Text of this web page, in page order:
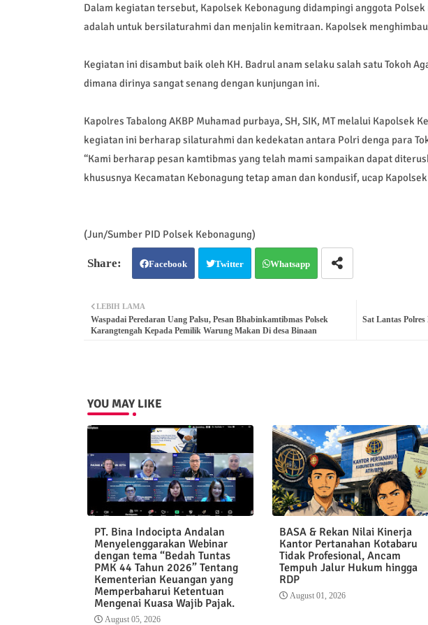
Dalam kegiatan tersebut, Kapolsek Kebonagung didampingi anggota
adalah untuk bersilaturahmi dan menjalin kemitraan. Kapolsek
Kegiatan ini disambut baik oleh KH. Badrul anam selaku salah satu Tokoh
dimana dirinya sangat senang dengan kunjungan ini.
Kapolres Tabalong AKBP Muhamad purbaya, SH, SIK, MT melalui Kapolsek
kegiatan ini berharap silaturahmi dan kedekatan antara Polri denga para
“Kami berharap pesan kamtibmas yang telah mami sampaikan dapat
khususnya Kecamatan Kebonagung tetap aman dan kondusif, ucap Kapolsek
(Jun/Sumber PID Polsek Kebonagung)
Facebook Twitter Whatsapp
Sat Lantas
LEBIH LAMA
Waspadai Peredaran Uang Palsu, Pesan Bhabinkamtibmas Polsek
Karangtengah Kepada Pemilik Warung Makan Di desa Binaan
YOU MAY LIKE
PT. Bina Indocipta Andalan
Menyelenggarakan Webinar
dengan tema “Bedah Tuntas
PMK 44 Tahun 2026” Tentang
Kementerian Keuangan yang
Memperbaharui Ketentuan
Mengenai Kuasa Wajib Pajak.
August 05, 2026
BASA & Rekan Nilai Kinerja
Kantor Pertanahan Kotabaru
Tidak Profesional, Ancam
Tempuh Jalur Hukum hingga
RDP
August 01, 2026